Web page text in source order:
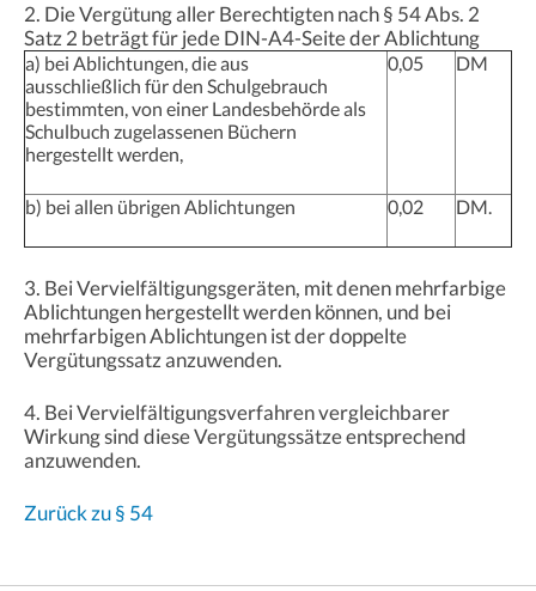
2. Die Vergütung aller Berechtigten nach § 54 Abs. 2
Satz 2 beträgt für jede DIN-A4-Seite der Ablichtung
a) bei Ablichtungen, die aus
ausschließlich für den Schulgebrauch
bestimmten, von einer Landesbehörde als
Schulbuch zugelassenen Büchern
hergestellt werden,
0,05 DM
b) bei allen übrigen Ablichtungen 0,02 DM.
3. Bei Vervielfältigungsgeräten, mit denen mehrfarbige
Ablichtungen hergestellt werden können, und bei
mehrfarbigen Ablichtungen ist der doppelte
Vergütungssatz anzuwenden.
4. Bei Vervielfältigungsverfahren vergleichbarer
Wirkung sind diese Vergütungssätze entsprechend
anzuwenden.
Zurück zu § 54